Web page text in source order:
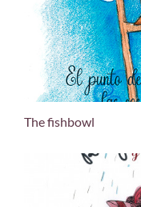
The fishbowl